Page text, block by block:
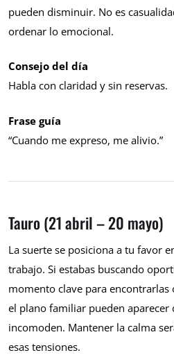
pueden disminuir. No es
ordenar lo emocional.
Consejo del día
Habla con claridad y sin reservas.
Frase guía
“Cuando me expreso, me alivio.”
Tauro (21 abril – 20 mayo)
La suerte se posiciona a tu favor
trabajo. Si estabas buscando
momento clave para encontrarlas
el plano familiar pueden aparecer
incomoden. Mantener la calma
esas tensiones.